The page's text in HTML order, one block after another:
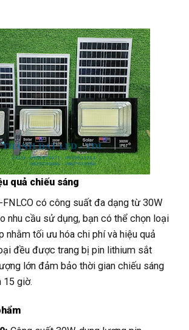
quả chiếu sáng
có công suất đa dạng từ 30W
nhu cầu sử dụng, bạn có thể chọn loại
nhằm tối ưu hóa chi phí và hiệu quả
đều được trang bị pin lithium sắt
lớn đảm bảo thời gian chiếu sáng
15 giờ.